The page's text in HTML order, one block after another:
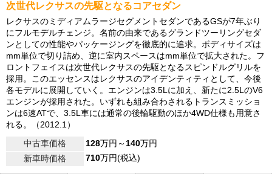
次世代レクサスの先駆となるコアセダン
レクサスのミディアムラージセグメントセダンであるGSが7年ぶり
にフルモデルチェンジ。名前の由来であるグランドツーリングセダ
ンとしての性能やパッケージングを徹底的に追求。ボディサイズは
mm単位で切り詰め、逆に室内スペースはmm単位で拡大された。フ
ロントフェイスは次世代レクサスの先駆となるスピンドルグリルを
採用。このエッセンスはレクサスのアイデンティティとして、今後
各モデルに展開していく。エンジンは3.5Lに加え、新たに2.5LのV6
エンジンが採用された。いずれも組み合わされるトランスミッショ
ンは6速ATで、3.5L車には通常の後輪駆動のほか4WD仕様も用意さ
れる。（2012.1）
中古車価格
128万円～140万円
新車時価格
710万円(税込)